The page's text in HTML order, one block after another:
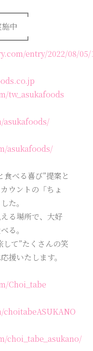
中
entry/2022/08/05/
tw_asukafoods
asukafoods/
asukafoods/
べる喜び”提案と
ウントの「ちょ
た。
る場所で、大好
る。
して”たくさんの笑
援いたします。
Choi_tabe
choi_tabe_asukano/